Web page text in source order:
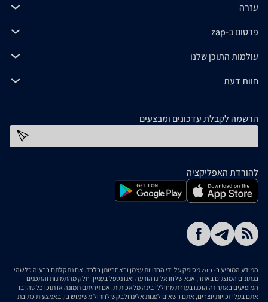
עזרה
פרסום ב-zap
עולמות התוכן שלנו
חוות דעת
הרשמה לקבלת עדכונים ומבצעים
להורדת האפליקציה
המידע המופיע ב- zap מסופק על ידי החנויות עצמן ובאחריותן בלבד. אם נתקלתם בבעיה כלשהי
בנתונים המוצגים באתר, אנא שלחו אלינו הודעה ואנו נטפל בעניין. חלק מהתמונות והתכנים
המופיעים באתר זה הוכנו בעזרת מחוללי בינה מלאכותית. אם זיהיתם תמונה או תוכן כלשהו בו
אתם בעלי זכויות יוצרים, אתם רשאים לפנות אלינו ולבקש לחדול משימוש בו, באמצעות כתובת